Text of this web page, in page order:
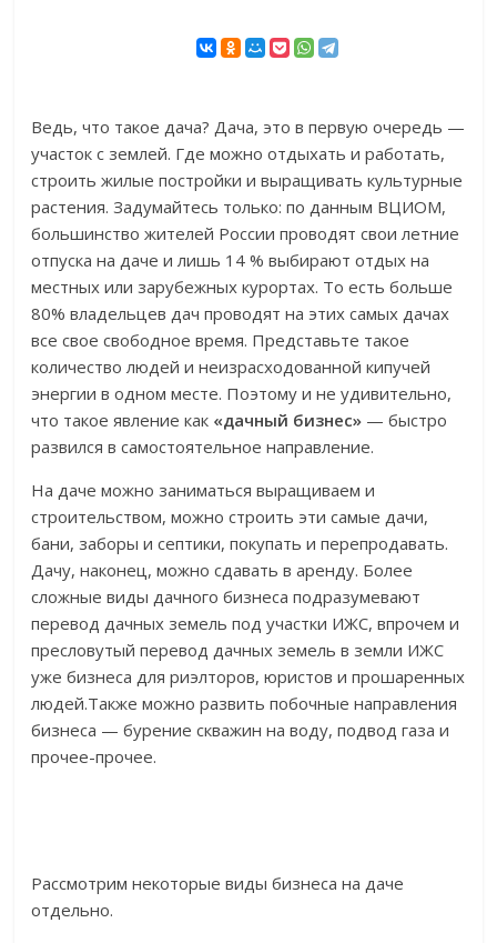
Ведь, что такое дача? Дача, это в первую очередь —
участок с землей. Где можно отдыхать и работать,
строить жилые постройки и выращивать культурные
растения. Задумайтесь только: по данным ВЦИОМ,
большинство жителей России проводят свои летние
отпуска на даче и лишь 14 % выбирают отдых на
местных или зарубежных курортах. То есть больше
80% владельцев дач проводят на этих самых дачах
все свое свободное время. Представьте такое
количество людей и неизрасходованной кипучей
энергии в одном месте. Поэтому и не удивительно,
что такое явление как «дачный бизнес» — быстро
развился в самостоятельное направление.
На даче можно заниматься выращиваем и
строительством, можно строить эти самые дачи,
бани, заборы и септики, покупать и перепродавать.
Дачу, наконец, можно сдавать в аренду. Более
сложные виды дачного бизнеса подразумевают
перевод дачных земель под участки ИЖС, впрочем и
пресловутый перевод дачных земель в земли ИЖС
уже бизнеса для риэлторов, юристов и прошаренных
людей.Также можно развить побочные направления
бизнеса — бурение скважин на воду, подвод газа и
прочее-прочее.
Рассмотрим некоторые виды бизнеса на даче
отдельно.